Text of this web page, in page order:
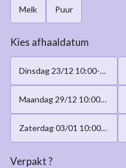
Melk Puur
Kies afhaaldatum
Dinsdag 23/12 10:00-17:00h
Maandag 29/12 10:00-17:00h
Zaterdag 03/01 10:00-17:00h
Verpakt ?